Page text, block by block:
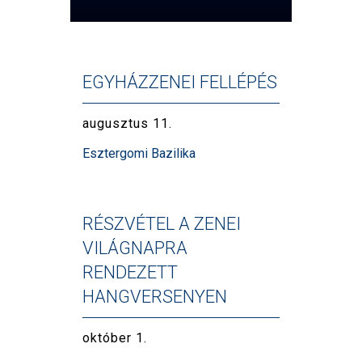
EGYHÁZZENEI FELLÉPÉS
augusztus 11.
Esztergomi Bazilika
RÉSZVÉTEL A ZENEI
VILÁGNAPRA
RENDEZETT
HANGVERSENYEN
október 1.